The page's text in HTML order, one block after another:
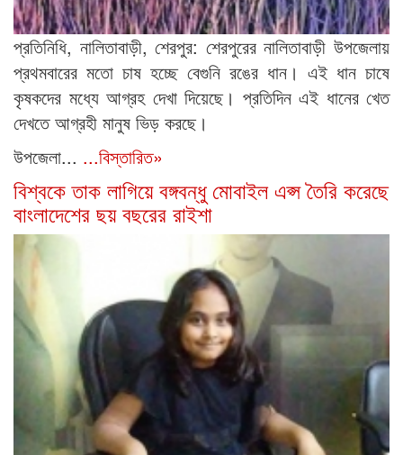
প্রতিনিধি, নালিতাবাড়ী, শেরপুর: শেরপুরের নালিতাবাড়ী উপজেলায়
প্রথমবারের মতো চাষ হচ্ছে বেগুনি রঙের ধান। এই ধান চাষে
কৃষকদের মধ্যে আগ্রহ দেখা দিয়েছে। প্রতিদিন এই ধানের খেত
দেখতে আগ্রহী মানুষ ভিড় করছে।
উপজেলা... ...বিস্তারিত»
বিশ্বকে তাক লাগিয়ে বঙ্গবন্ধু মোবাইল এপ্স তৈরি করেছে
বাংলাদেশের ছয় বছরের রাইশা